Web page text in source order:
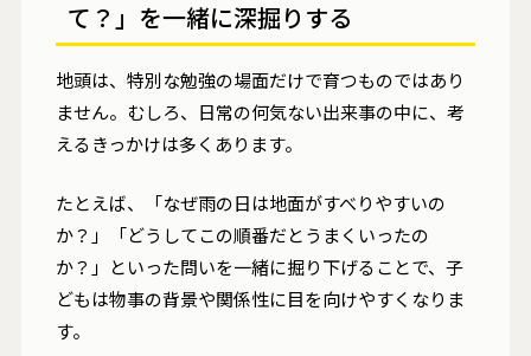
て？」を一緒に深掘りする
地頭は、特別な勉強の場面だけで育つものではあり
ません。むしろ、日常の何気ない出来事の中に、考
えるきっかけは多くあります。
たとえば、「なぜ雨の日は地面がすべりやすいの
か？」「どうしてこの順番だとうまくいったの
か？」といった問いを一緒に掘り下げることで、子
どもは物事の背景や関係性に目を向けやすくなりま
す。